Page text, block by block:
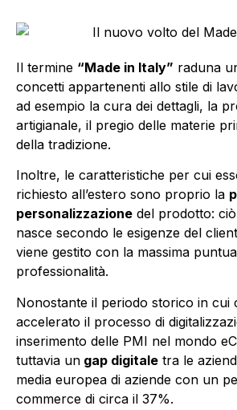
Il termine “Made in Italy” raduna
concetti appartenenti allo stile di
ad esempio la cura dei dettagli, la
artigianale, il pregio delle materie
della tradizione.
Inoltre, le caratteristiche per cui
richiesto all’estero sono proprio la
personalizzazione del prodotto:
nasce secondo le esigenze del
viene gestito con la massima
professionalità.
Nonostante il periodo storico in cui
accelerato il processo di
inserimento delle PMI nel mondo
tuttavia un gap digitale tra le
media europea di aziende con un
commerce di circa il 37%.